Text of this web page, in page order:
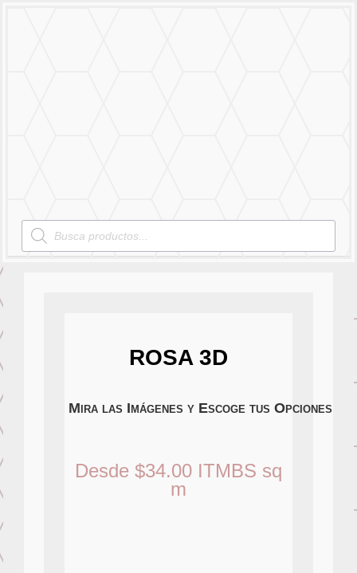
Products
search
ROSA 3D
Mira las Imágenes y Escoge tus Opciones
Desde $34.00 ITMBS sq
m